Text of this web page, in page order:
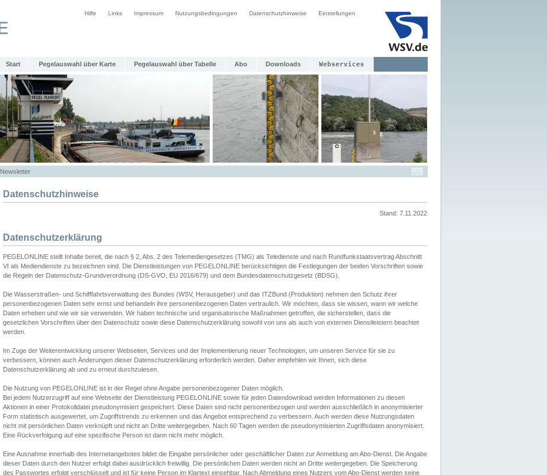
Hilfe Links Impressum Nutzungsbedingungen Datenschutzhinweise Einstellungen
Start Pegelauswahl über Karte Pegelauswahl über Tabelle Abo Downloads Webservices
Newsletter
Datenschutzhinweise
Stand: 7.11.2022
Datenschutzerklärung
PEGELONLINE stellt Inhalte bereit, die nach § 2, Abs. 2 des Telemediengesetzes (TMG) als Teledienste und nach Rundfunkstaatsvertrag Abschnitt
VI als Mediendienste zu bezeichnen sind. Die Dienstleistungen von PEGELONLINE berücksichtigen die Festlegungen der beiden Vorschriften sowie
die Regeln der Datenschutz-Grundverordnung (DS-GVO, EU 2016/679) und dem Bundesdatenschutzgesetz (BDSG).
Die Wasserstraßen- und Schifffahrtsverwaltung des Bundes (WSV, Herausgeber) und das ITZBund (Produktion) nehmen den Schutz ihrer
personenbezogenen Daten sehr ernst und behandeln ihre personenbezogenen Daten vertraulich. Wir möchten, dass sie wissen, wann wir welche
Daten erheben und wie wir sie verwenden. Wir haben technische und organisatorische Maßnahmen getroffen, die sicherstellen, dass die
gesetzlichen Vorschriften über den Datenschutz sowie diese Datenschutzerklärung sowohl von uns als auch von externen Dienstleistern beachtet
werden.
Im Zuge der Weiterentwicklung unserer Webseiten, Services und der Implementierung neuer Technologien, um unseren Service für sie zu
verbessern, können auch Änderungen dieser Datenschutzerklärung erforderlich werden. Daher empfehlen wir Ihnen, sich diese
Datenschutzerklärung ab und zu erneut durchzulesen.
Die Nutzung von PEGELONLINE ist in der Regel ohne Angabe personenbezogener Daten möglich.
Bei jedem Nutzerzugriff auf eine Webseite der Dienstleistung PEGELONLINE sowie für jeden Datendownload werden Informationen zu diesen
Aktionen in einer Protokolldatei pseudonymisiert gespeichert. Diese Daten sind nicht personenbezogen und werden ausschließlich in anonymisierter
Form statistisch ausgewertet, um Zugriffstrends zu erkennen und das Angebot entsprechend zu verbessern. Auch werden diese Nutzungsdaten
nicht mit persönlichen Daten verknüpft und nicht an Dritte weitergegeben. Nach 60 Tagen werden die pseudonymisierten Zugriffsdaten anonymisiert.
Eine Rückverfolgung auf eine spezifische Person ist dann nicht mehr möglich.
Eine Ausnahme innerhalb des Internetangebotes bildet die Eingabe persönlicher oder geschäftlicher Daten zur Anmeldung am Abo-Dienst. Die Angabe
dieser Daten durch den Nutzer erfolgt dabei ausdrücklich freiwillig. Die persönlichen Daten werden nicht an Dritte weitergegeben. Die Speicherung
des Passwortes erfolgt verschlüsselt und ist für keine Person im Klartext einsehbar. Nach Abmeldung eines Nutzers vom Abo-Dienst werden seine